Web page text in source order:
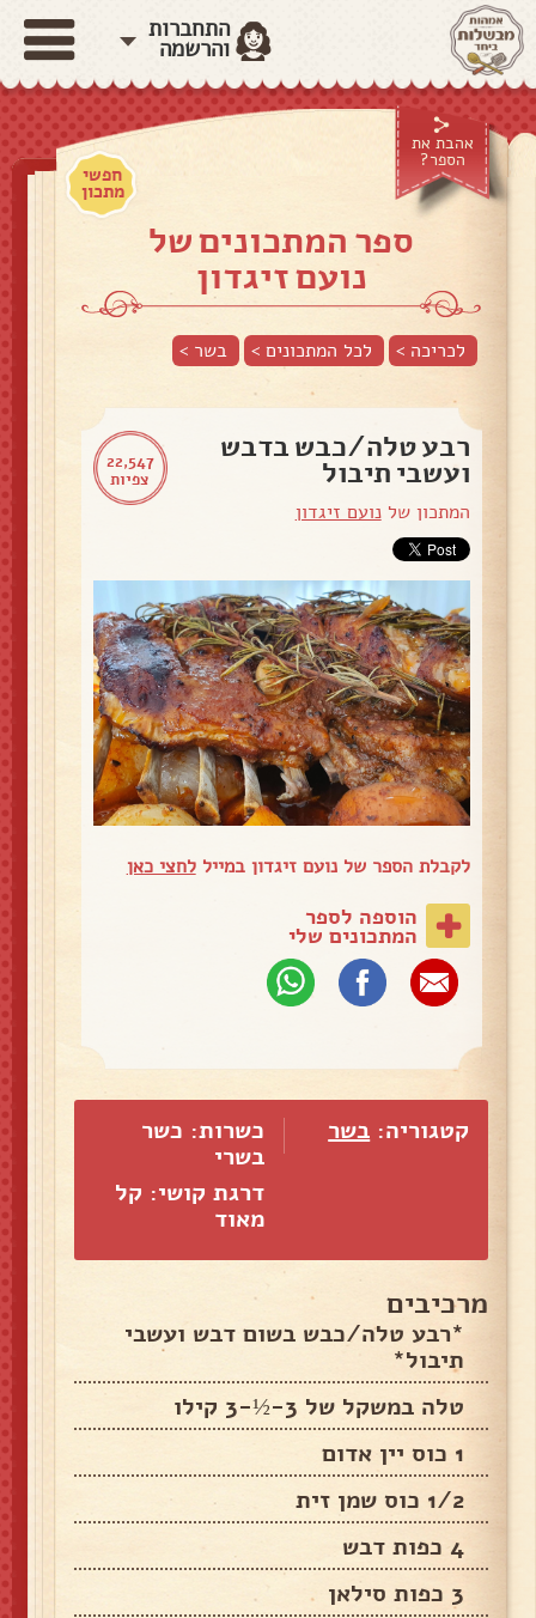
התחברות
והרשמה
אהבת את
הספר?
חפשי
מתכון
ספר המתכונים של
נועם זיגדון
לכריכה > לכל המתכונים > בשר >
22,547
צפיות
רבע טלה/כבש בדבש
ועשבי תיבול
המתכון שלנועם זיגדון
לקבלת הספר של נועם זיגדון במייללחצי כאן
הוספה לספר
המתכונים שלי
קטגוריה: בשר
כשרות: כשר
בשרי
דרגת קושי: קל
מאוד
מרכיבים
*רבע טלה/כבש בשום דבש ועשבי
תיבול*
טלה במשקל של 3-½-3 קילו
1 כוס יין אדום
1/2 כוס שמן זית
4 כפות דבש
3 כפות סילאן